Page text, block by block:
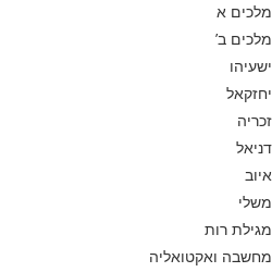
מלכים א
מלכים ב’
ישעיהו
יחזקאל
זכריה
דניאל
איוב
משלי
מגילת רות
מחשבה ואקטואליה